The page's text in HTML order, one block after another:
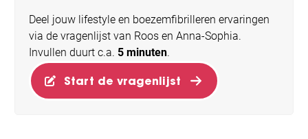
Deel jouw lifestyle en boezemfibrilleren ervaringen
via de vragenlijst van Roos en Anna-Sophia.
Invullen duurt c.a. 5 minuten.
Start de vragenlijst